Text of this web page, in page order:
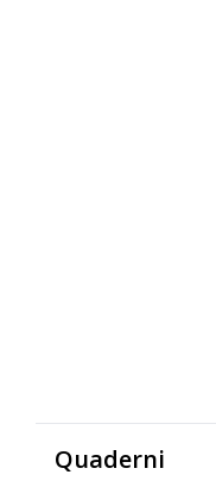
Quaderni